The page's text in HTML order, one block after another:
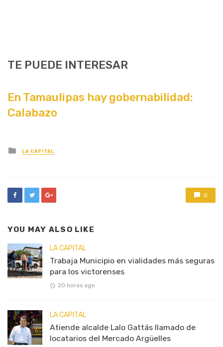
TE PUEDE INTERESAR
En Tamaulipas hay gobernabilidad:
Calabazo
Posted
in
LA CAPITAL
0
YOU MAY ALSO LIKE
LA CAPITAL
Trabaja Municipio en vialidades más seguras
para los victorenses
20 horas ago
LA CAPITAL
Atiende alcalde Lalo Gattás llamado de
locatarios del Mercado Argüelles